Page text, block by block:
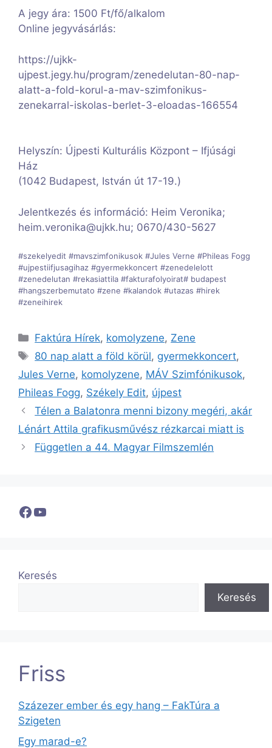
A jegy ára: 1500 Ft/fő/alkalom
Online jegyvásárlás:
https://ujkk-
ujpest.jegy.hu/program/zenedelutan-80-nap-
alatt-a-fold-korul-a-mav-szimfonikus-
zenekarral-iskolas-berlet-3-eloadas-166554
Helyszín: Újpesti Kulturális Központ – Ifjúsági
Ház
(1042 Budapest, István út 17-19.)
Jelentkezés és információ: Heim Veronika;
heim.veronika@ujkk.hu; 0670/430-5627
#szekelyedit #mavszimfonikusok #Jules Verne #Phileas Fogg
#ujpestiifjusagihaz #gyermekkoncert #zenedelelott
#zenedelutan #rekasiattila #fakturafolyoirat# budapest
#hangszerbemutato #zene #kalandok #utazas #hirek
#zeneihirek
Kategória
Faktúra Hírek, komolyzene, Zene
Címkék
80 nap alatt a föld körül, gyermekkoncert,
Jules Verne, komolyzene, MÁV Szimfónikusok,
Phileas Fogg, Székely Edit, újpest
Télen a Balatonra menni bizony megéri, akár
Lénárt Attila grafikusművész rézkarcai miatt is
Független a 44. Magyar Filmszemlén
Facebook
YouTube
Keresés
Keresés
Friss
Százezer ember és egy hang – FakTúra a
Szigeten
Egy marad-e?